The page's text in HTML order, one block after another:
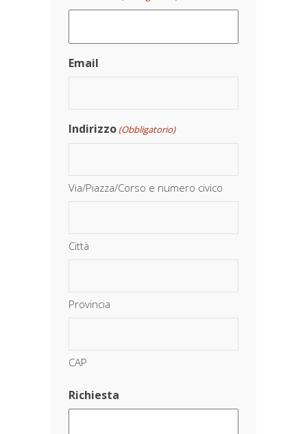
Email
Indirizzo (Obbligatorio)
Via/Piazza/Corso e numero civico
Città
Provincia
CAP
Richiesta